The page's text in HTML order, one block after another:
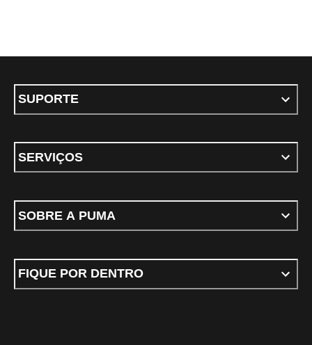
SUPORTE
SERVIÇOS
SOBRE A PUMA
FIQUE POR DENTRO